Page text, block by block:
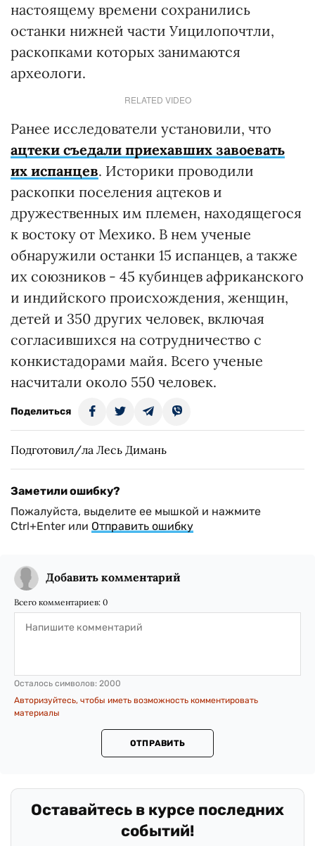
настоящему времени сохранились
останки нижней части Уицилопочтли,
раскопками которых занимаются
археологи.
RELATED VIDEO
Ранее исследователи установили, что
ацтеки съедали приехавших завоевать
их испанцев. Историки проводили
раскопки поселения ацтеков и
дружественных им племен, находящегося
к востоку от Мехико. В нем ученые
обнаружили останки 15 испанцев, а также
их союзников - 45 кубинцев африканского
и индийского происхождения, женщин,
детей и 350 других человек, включая
согласившихся на сотрудничество с
конкистадорами майя. Всего ученые
насчитали около 550 человек.
Поделиться
Подготовил/ла Лесь Димань
Заметили ошибку?
Пожалуйста, выделите ее мышкой и нажмите
Ctrl+Enter или Отправить ошибку
Добавить комментарий
Всего комментариев: 0
Осталось символов: 2000
Авторизуйтесь, чтобы иметь возможность комментировать
материалы
ОТПРАВИТЬ
Оставайтесь в курсе последних